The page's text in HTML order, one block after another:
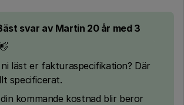
svar av Martin 20 år med 3
läst er fakturaspecifikation? Där
specificerat.
kommande kostnad blir beror